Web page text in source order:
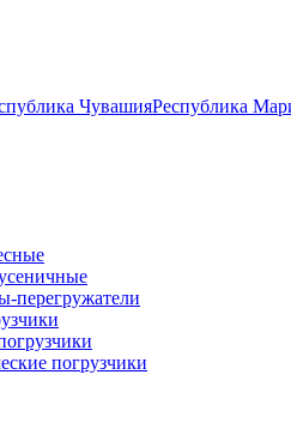
ЧувашияРеспублика
перегружатели
погрузчики